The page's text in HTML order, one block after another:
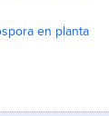
en planta